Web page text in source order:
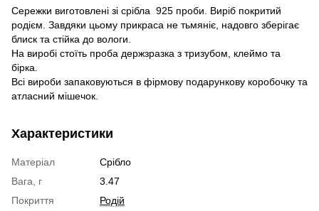
Сережки виготовлені зі срібла 925 проби. Виріб покритий
родієм. Завдяки цьому прикраса не тьмяніє, надовго зберігає
блиск та стійка до вологи.
На виробі стоїть проба держзразка з тризубом, клеймо та
бірка.
Всі вироби запаковуються в фірмову подарункову коробочку та
атласний мішечок.
Характеристики
Матеріал
Срібло
Вага, г
3.47
Покриття
Родій